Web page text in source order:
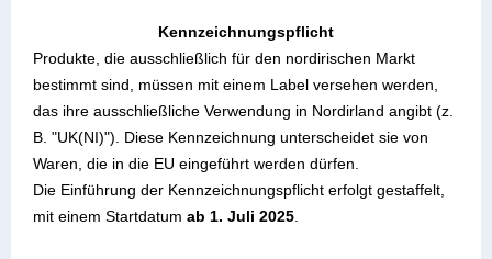
Kennzeichnungspflicht
Produkte, die ausschließlich für den nordirischen Markt
bestimmt sind, müssen mit einem Label versehen werden,
das ihre ausschließliche Verwendung in Nordirland angibt (z.
B. "UK(NI)"). Diese Kennzeichnung unterscheidet sie von
Waren, die in die EU eingeführt werden dürfen.
Die Einführung der Kennzeichnungspflicht erfolgt gestaffelt,
mit einem Startdatum ab 1. Juli 2025